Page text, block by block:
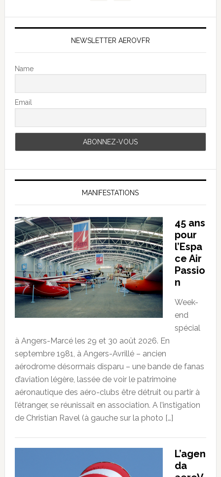
NEWSLETTER AEROVFR
Name
Email
MANIFESTATIONS
45 ans
pour
l’Espa
ce Air
Passio
n
Week-
end
spécial
à Angers-Marcé les 29 et 30 août 2026. En
septembre 1981, à Angers-Avrillé – ancien
aérodrome désormais disparu – une bande de fanas
d’aviation légère, lassée de voir le patrimoine
aéronautique des aéro-clubs être détruit ou partir à
l’étranger, se réunissait en association. A l’instigation
de Christian Ravel (à gauche sur la photo […]
L’agen
da